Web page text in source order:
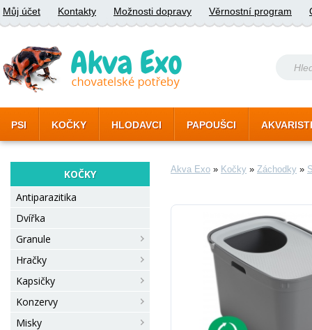
Můj účet Kontakty Možnosti dopravy Věrnostní program
PSI KOČKY HLODAVCI PAPOUŠCI
KOČKY
Antiparazitika
Dvířka
Granule
Hračky
Kapsičky
Konzervy
Misky
Akva Exo » Kočky » Záchodky »